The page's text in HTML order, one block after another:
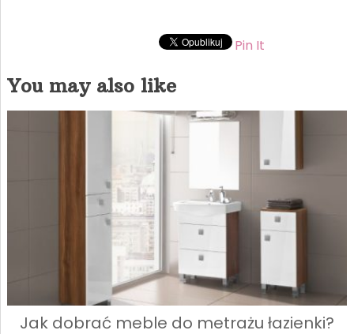
Pin It
You may also like
Jak dobrać meble do metrażu łazienki?